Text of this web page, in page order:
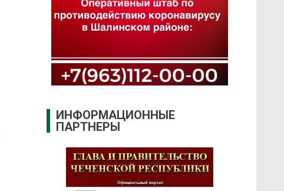
ИНФОРМАЦИОННЫЕ
ПАРТНЕРЫ